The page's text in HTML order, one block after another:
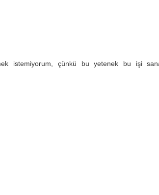
istemiyorum, çünkü bu yetenek bu işi